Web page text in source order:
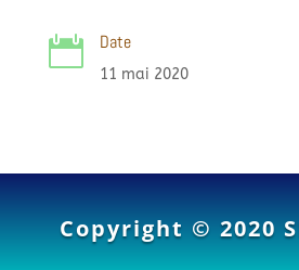
 Date
11 mai 2020
Copyright © 2020